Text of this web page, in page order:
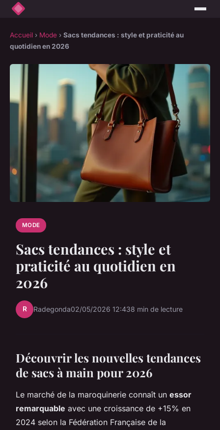
Accueil › Mode › Sacs tendances : style et praticité au
quotidien en 2026
MODE
Sacs tendances : style et
praticité au quotidien en
2026
R Radegonda02/05/2026 12:438 min de lecture
Découvrir les nouvelles tendances
de sacs à main pour 2026
Le marché de la maroquinerie connaît un essor
remarquable avec une croissance de +15% en
2024 selon la Fédération Française de la